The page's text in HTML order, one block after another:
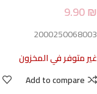
9.90₪
2000250068003
غير متوفر في المخزون
Add to compare